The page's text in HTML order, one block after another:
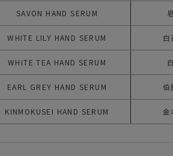
SAVON HAND SERUM
WHITE LILY HAND SERUM
白
WHITE TEA HAND SERUM
EARL GREY HAND SERUM
伯
KINMOKUSEI HAND SERUM 金